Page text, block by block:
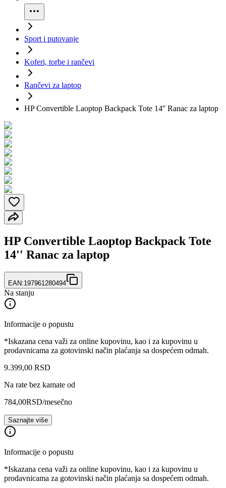
Sport i putovanje
Koferi, torbe i rančevi
Rančevi za laptop
HP Convertible Laoptop Backpack Tote 14'' Ranac za laptop
HP Convertible Laoptop Backpack Tote
14'' Ranac za laptop
EAN:197961280494
Na stanju
Informacije o popustu
*Iskazana cena važi za online kupovinu, kao i za kupovinu u
prodavnicama za gotovinski način plaćanja sa dospećem odmah.
9.399,00 RSD
Na rate bez kamate od
784,00RSD/mesečno
Saznajte više
Informacije o popustu
*Iskazana cena važi za online kupovinu, kao i za kupovinu u
prodavnicama za gotovinski način plaćanja sa dospećem odmah.